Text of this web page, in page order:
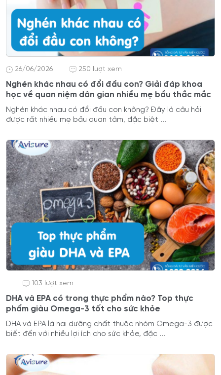
26/06/2026 250 lượt xem
Nghén khác nhau có đổi đầu con? Giải đáp khoa
học về quan niệm dân gian nhiều mẹ bầu thắc mắc
Nghén khác nhau có đổi đầu con không? Đây là câu hỏi
được rất nhiều mẹ bầu quan tâm, đặc biệt ...
103 lượt xem
DHA và EPA có trong thực phẩm nào? Top thực
phẩm giàu Omega-3 tốt cho sức khỏe
DHA và EPA là hai dưỡng chất thuộc nhóm Omega-3 được
biết đến với nhiều lợi ích cho sức khỏe, đặc ...